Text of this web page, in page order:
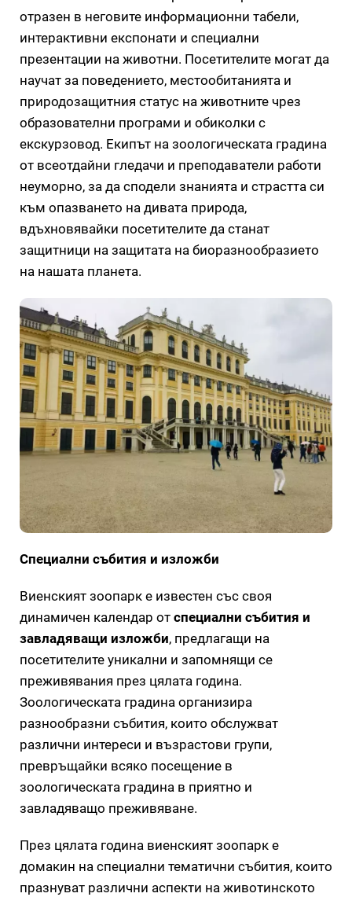
отразен в неговите информационни табели,
интерактивни експонати и специални
презентации на животни. Посетителите могат да
научат за поведението, местообитанията и
природозащитния статус на животните чрез
образователни програми и обиколки с
екскурзовод. Екипът на зоологическата градина
от всеотдайни гледачи и преподаватели работи
неуморно, за да сподели знанията и страстта си
към опазването на дивата природа,
вдъхновявайки посетителите да станат
защитници на защитата на биоразнообразието
на нашата планета.
Специални събития и изложби
Виенският зоопарк е известен със своя
динамичен календар от специални събития и
завладяващи изложби, предлагащи на
посетителите уникални и запомнящи се
преживявания през цялата година.
Зоологическата градина организира
разнообразни събития, които обслужват
различни интереси и възрастови групи,
превръщайки всяко посещение в
зоологическата градина в приятно и
завладяващо преживяване.
През цялата година виенският зоопарк е
домакин на специални тематични събития, които
празнуват различни аспекти на животинското